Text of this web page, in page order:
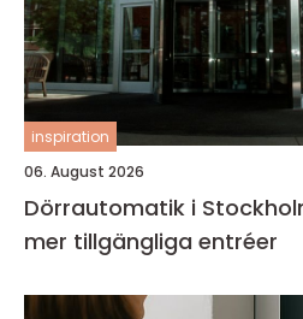
inspiration
06. August 2026
Dörrautomatik i
mer tillgängliga entréer